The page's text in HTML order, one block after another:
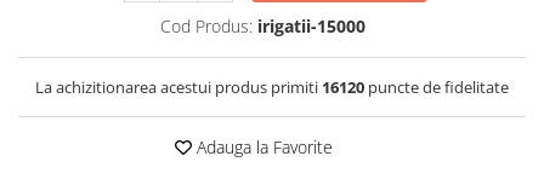
Cabluri de incarcare vehicule
Prize de incarcare vehicule
Cod Produs: irigatii-15000
La achizitionarea acestui produs primiti 16120 puncte de fidelitate
Adauga la Favorite